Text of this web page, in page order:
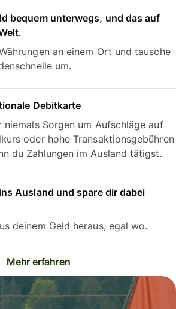
bequem unterwegs, und das auf
an einem Ort und tausche
um.
Debitkarte
niemals Sorgen um Aufschläge auf
oder hohe Transaktionsgebühren
du Zahlungen im Ausland tätigst.
Ausland und spare dir dabei
deinem Geld heraus, egal wo.
Mehr erfahren